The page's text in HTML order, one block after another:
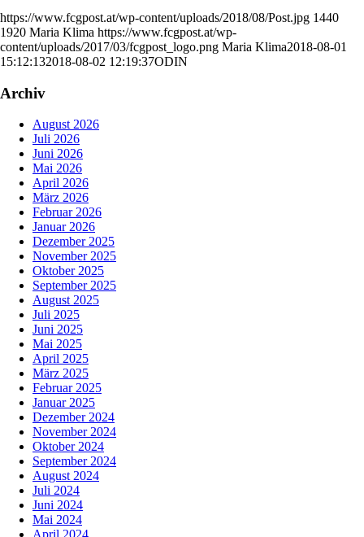
https://www.fcgpost.at/wp-content/uploads/2018/08/Post.jpg 1440
1920 Maria Klima https://www.fcgpost.at/wp-
content/uploads/2017/03/fcgpost_logo.png Maria Klima2018-08-01
15:12:132018-08-02 12:19:37ODIN
Archiv
August 2026
Juli 2026
Juni 2026
Mai 2026
April 2026
März 2026
Februar 2026
Januar 2026
Dezember 2025
November 2025
Oktober 2025
September 2025
August 2025
Juli 2025
Juni 2025
Mai 2025
April 2025
März 2025
Februar 2025
Januar 2025
Dezember 2024
November 2024
Oktober 2024
September 2024
August 2024
Juli 2024
Juni 2024
Mai 2024